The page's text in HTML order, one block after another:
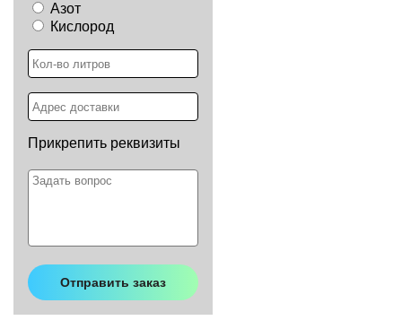
Азот
Кислород
Прикрепить реквизиты